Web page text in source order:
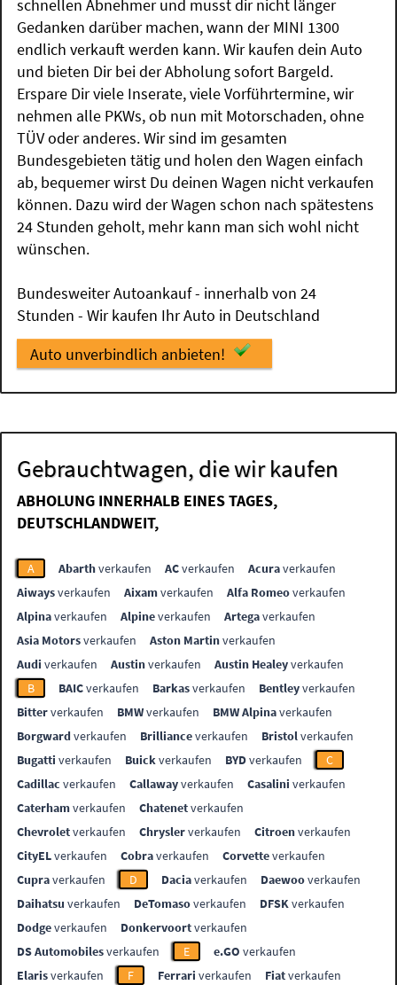
schnellen Abnehmer und musst dir nicht länger
Gedanken darüber machen, wann der MINI 1300
endlich verkauft werden kann. Wir kaufen dein Auto
und bieten Dir bei der Abholung sofort Bargeld.
Erspare Dir viele Inserate, viele Vorführtermine, wir
nehmen alle PKWs, ob nun mit Motorschaden, ohne
TÜV oder anderes. Wir sind im gesamten
Bundesgebieten tätig und holen den Wagen einfach
ab, bequemer wirst Du deinen Wagen nicht verkaufen
können. Dazu wird der Wagen schon nach spätestens
24 Stunden geholt, mehr kann man sich wohl nicht
wünschen.
Bundesweiter Autoankauf - innerhalb von 24
Stunden - Wir kaufen Ihr Auto in Deutschland
Auto unverbindlich anbieten!
Gebrauchtwagen, die wir kaufen
ABHOLUNG INNERHALB EINES TAGES,
DEUTSCHLANDWEIT,
A Abarthverkaufen ACverkaufen Acuraverkaufen
Aiwaysverkaufen Aixamverkaufen Alfa Romeoverkaufen
Alpinaverkaufen Alpineverkaufen Artegaverkaufen
Asia Motorsverkaufen Aston Martinverkaufen
Audi verkaufen Austinverkaufen Austin Healeyverkaufen
B
BAICverkaufen Barkasverkaufen Bentleyverkaufen
Bitterverkaufen BMWverkaufen BMW Alpinaverkaufen
Borgwardverkaufen Brillianceverkaufen Bristolverkaufen
Bugatti verkaufen Buickverkaufen BYDverkaufen
C
Cadillac verkaufen Callawayverkaufen Casalini verkaufen
Caterhamverkaufen Chatenetverkaufen
Chevroletverkaufen Chryslerverkaufen Citroenverkaufen
CityELverkaufen Cobraverkaufen Corvetteverkaufen
Cupraverkaufen D Daciaverkaufen Daewooverkaufen
Daihatsu verkaufen DeTomasoverkaufen DFSKverkaufen
Dodgeverkaufen Donkervoortverkaufen
DS Automobilesverkaufen E e.GO verkaufen
Elarisverkaufen F Ferrari verkaufen Fiatverkaufen